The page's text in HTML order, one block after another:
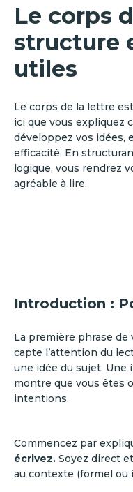
Le corps
structure
utiles
Le corps de la lettre
ici que vous expliquez
développez vos idées,
efficacité. En
logique, vous rendrez
agréable à lire.
Introduction :
La première phrase
capte l’attention du
une idée du sujet.
montre que vous êtes
intentions.
Commencez par
écrivez. Soyez direct
au contexte (formel ou